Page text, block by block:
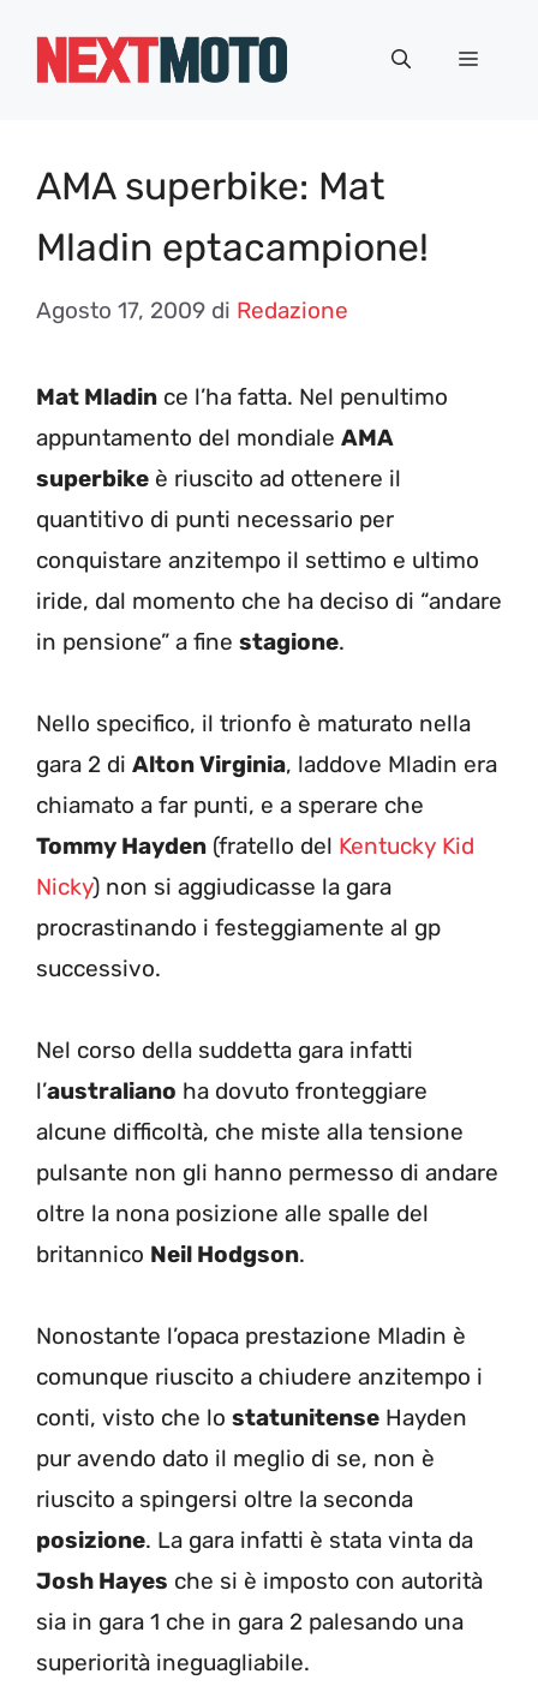
Menu
AMA superbike: Mat
Mladin eptacampione!
Agosto 17, 2009 di Redazione
Mat Mladin ce l’ha fatta. Nel penultimo
appuntamento del mondiale AMA
superbike è riuscito ad ottenere il
quantitivo di punti necessario per
conquistare anzitempo il settimo e ultimo
iride, dal momento che ha deciso di “andare
in pensione” a fine stagione.
Nello specifico, il trionfo è maturato nella
gara 2 di Alton Virginia, laddove Mladin era
chiamato a far punti, e a sperare che
Tommy Hayden (fratello del Kentucky Kid
Nicky) non si aggiudicasse la gara
procrastinando i festeggiamente al gp
successivo.
Nel corso della suddetta gara infatti
l’australiano ha dovuto fronteggiare
alcune difficoltà, che miste alla tensione
pulsante non gli hanno permesso di andare
oltre la nona posizione alle spalle del
britannico Neil Hodgson.
Nonostante l’opaca prestazione Mladin è
comunque riuscito a chiudere anzitempo i
conti, visto che lo statunitense Hayden
pur avendo dato il meglio di se, non è
riuscito a spingersi oltre la seconda
posizione. La gara infatti è stata vinta da
Josh Hayes che si è imposto con autorità
sia in gara 1 che in gara 2 palesando una
superiorità ineguagliabile.